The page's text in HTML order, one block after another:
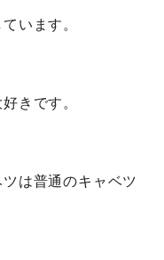
います。
きです。
は普通のキャベツ